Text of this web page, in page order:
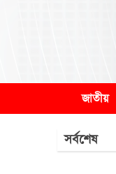
জাতীয়
সর্বশেষ